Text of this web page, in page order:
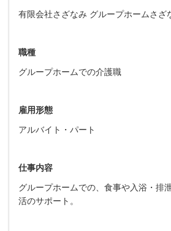
有限会社さざなみ グループホームさざ
職種
グループホームでの介護職
雇用形態
アルバイト・パート
仕事内容
グループホームでの、食事や入浴・排
活のサポート。